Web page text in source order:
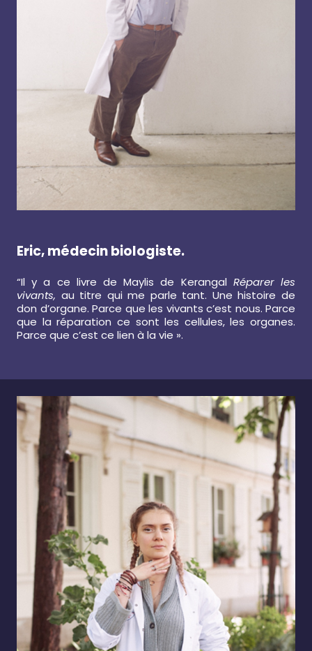
Eric, médecin biologiste.
“Il y a ce livre de Maylis de Kerangal Réparer les
vivants, au titre qui me parle tant. Une histoire de
don d’organe. Parce que les vivants c’est nous. Parce
que la réparation ce sont les cellules, les organes.
Parce que c’est ce lien à la vie ».